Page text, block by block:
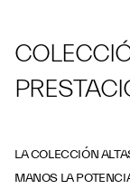
LA COLECCIÓN
MANOS LA